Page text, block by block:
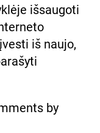
išsaugoti
iš naujo,
by